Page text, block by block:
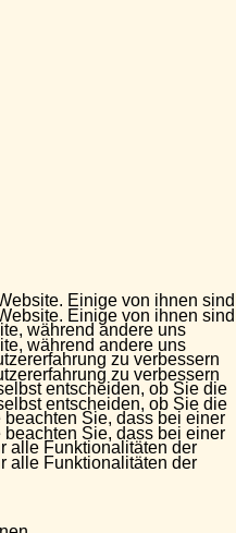
Einige von ihnen sind
während andere uns
zu verbessern
entscheiden, ob Sie die
Sie, dass bei einer
alle Funktionalitäten der
Einige von ihnen sind
während andere uns
zu verbessern
entscheiden, ob Sie die
Sie, dass bei einer
alle Funktionalitäten der